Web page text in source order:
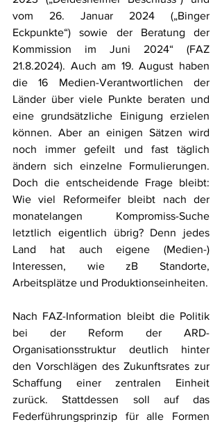
vom 26. Januar 2024 („Binger
Eckpunkte“) sowie der Beratung der
Kommission im Juni 2024“ (FAZ
21.8.2024). Auch am 19. August haben
die 16 Medien-Verantwortlichen der
Länder über viele Punkte beraten und
eine grundsätzliche Einigung erzielen
können. Aber an einigen Sätzen wird
noch immer gefeilt und fast täglich
ändern sich einzelne Formulierungen.
Doch die entscheidende Frage bleibt:
Wie viel Reformeifer bleibt nach der
monatelangen Kompromiss-Suche
letztlich eigentlich übrig? Denn jedes
Land hat auch eigene (Medien-)
Interessen, wie zB Standorte,
Arbeitsplätze und Produktionseinheiten.
Nach FAZ-Information bleibt die Politik
bei der Reform der ARD-
Organisationsstruktur deutlich hinter
den Vorschlägen des Zukunftsrates zur
Schaffung einer zentralen Einheit
zurück. Stattdessen soll auf das
Federführungsprinzip für alle Formen